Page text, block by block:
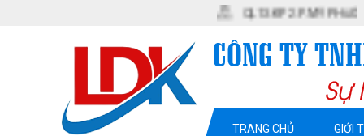
QL13. KP2. P. MỸ PHƯỚC. TX BẾN
TRANG CHỦ GIỚI